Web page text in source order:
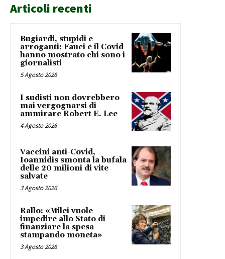
Articoli recenti
Bugiardi, stupidi e
arroganti: Fauci e il Covid
hanno mostrato chi sono i
giornalisti
5 Agosto 2026
I sudisti non dovrebbero
mai vergognarsi di
ammirare Robert E. Lee
4 Agosto 2026
Vaccini anti-Covid,
Ioannidis smonta la bufala
delle 20 milioni di vite
salvate
3 Agosto 2026
Rallo: «Milei vuole
impedire allo Stato di
finanziare la spesa
stampando moneta»
3 Agosto 2026